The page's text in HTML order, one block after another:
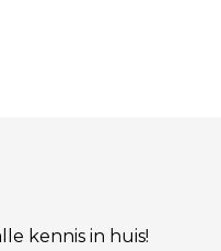
kennis in huis!